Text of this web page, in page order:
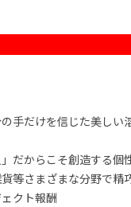
手だけを信じた美し
だからこそ創造する個
等さまざまな分野で精
クト報酬